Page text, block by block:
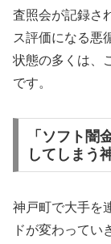
査照会が記録さ
ス評価になる悪
状態の多くは、
です。
「ソフト闇
してしまう
神戸町で大手を
ドが変わってい